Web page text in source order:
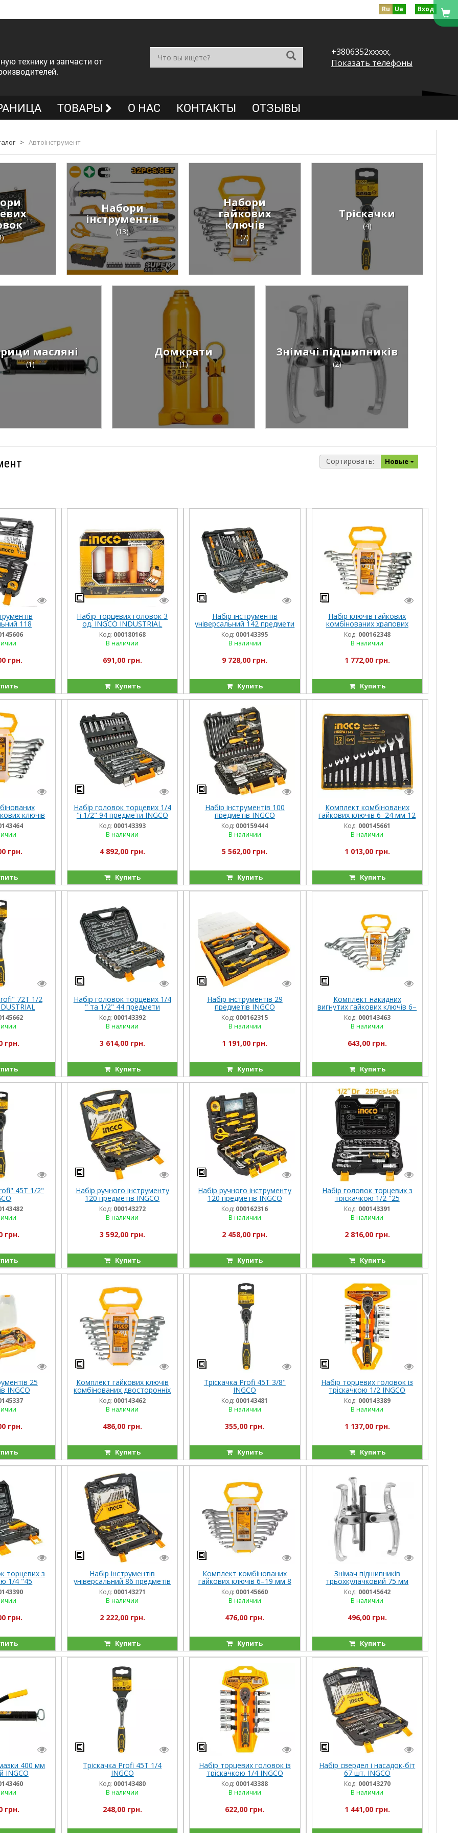
Ru Ua Вход
технику и запчасти от
+3806352xxxxx,
Показать телефоны
ТОВАРЫ О НАС КОНТАКТЫ ОТЗЫВЫ
> Автоінструмент
Набори
інструментів
(13)
Набори
гайкових
ключів
(7)
Тріскачки
(4)
масляні
(1)
Домкрати
(1)
Знімачі підшипників
(2)
Сортировать: Новые
118
INGCO
грн.
Набір торцевих головок 3
од. INGCO INDUSTRIAL
Код: 000180168
В наличии
691,00 грн.
Купить
Набір інструментів
універсальний 142 предмети
INGCO INDUSTRIAL
Код: 000143395
В наличии
9 728,00 грн.
Купить
Набір ключів гайкових
комбінованих храпових
гнучких 8–19 мм 8 шт.
INGCO INDUSTRIAL
Код: 000162348
В наличии
1 772,00 грн.
Купить
ключів
INDUSTRIAL
грн.
Набір головок торцевих 1/4
"і 1/2" 94 предмети INGCO
INDUSTRIAL
Код: 000143393
В наличии
4 892,00 грн.
Купить
Набір інструментів 100
предметів INGCO
Код: 000159444
В наличии
5 562,00 грн.
Купить
Комплект комбінованих
гайкових ключів 6–24 мм 12
шт. в чохлі INGCO
INDUSTRIAL
Код: 000145661
В наличии
1 013,00 грн.
Купить
72T 1/2
грн.
Набір головок торцевих 1/4
" та 1/2" 44 предмети
INGCO INDUSTRIAL
Код: 000143392
В наличии
3 614,00 грн.
Купить
Набір інструментів 29
предметів INGCO
Код: 000162315
В наличии
1 191,00 грн.
Купить
Комплект накидних
вигнутих гайкових ключів 6–
22 мм INGCO INDUSTRIAL
Код: 000143463
В наличии
643,00 грн.
Купить
45T 1/2"
грн.
Набір ручного інструменту
120 предметів INGCO
Код: 000143272
В наличии
3 592,00 грн.
Купить
Набір ручного інструменту
120 предметів INGCO
Код: 000162316
В наличии
2 458,00 грн.
Купить
Набір головок торцевих з
тріскачкою 1/2 "25
предметів INGCO
INDUSTRIAL
Код: 000143391
В наличии
2 816,00 грн.
Купить
25
INGCO
грн.
Комплект гайкових ключів
комбінованих двосторонніх
6–22 мм INGCO INDUSTRIAL
Код: 000143462
В наличии
486,00 грн.
Купить
Тріскачка Profi 45T 3/8"
INGCO
Код: 000143481
В наличии
355,00 грн.
Купить
Набір торцевих головок із
тріскачкою 1/2 INGCO
INDUSTRIAL
Код: 000143389
В наличии
1 137,00 грн.
Купить
торцевих з
1/4 "45
INGCO
грн.
Набір інструментів
універсальний 86 предметів
INGCO
Код: 000143271
В наличии
2 222,00 грн.
Купить
Комплект комбінованих
гайкових ключів 6–19 мм 8
шт. INGCO INDUSTRIAL
Код: 000145660
В наличии
476,00 грн.
Купить
Знімач підшипників
трьохкулачковий 75 мм
INGCO INDUSTRIAL
Код: 000145642
В наличии
496,00 грн.
Купить
400 мм
INGCO
грн.
Тріскачка Profi 45T 1/4
INGCO
Код: 000143480
В наличии
248,00 грн.
Набір торцевих головок із
тріскачкою 1/4 INGCO
INDUSTRIAL
Код: 000143388
В наличии
622,00 грн.
Набір свердел і насадок-біт
67 шт. INGCO
Код: 000143270
В наличии
1 441,00 грн.